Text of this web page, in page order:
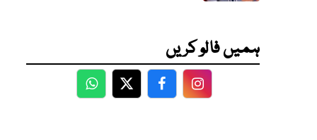
ہمیں فالو کریں
WhatsApp
TwitterFacebookFacebook